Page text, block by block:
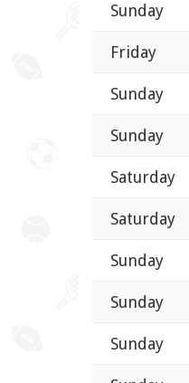
Sunday
Friday
Sunday
Sunday
Saturday
Saturday
Sunday
Sunday
Sunday